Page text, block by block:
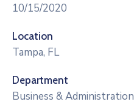
10/15/2020
Location
Tampa, FL
Department
Business & Administration